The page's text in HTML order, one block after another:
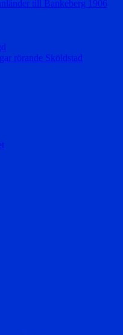
till Bankeberg 1906
rörande Sköldstad